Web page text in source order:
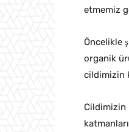
etmemiz
Öncelikle
organik
cildimizin
Cildimizin